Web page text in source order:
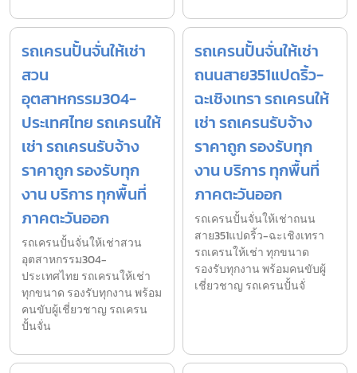
รถเครนปั้นจั่นให้เช่า
สวน
อุตสาหกรรม304-
ประเทศไทย รถเครนให้
เช่า รถเครนรับจ้าง
ราคาถูก รองรับทุก
งาน บริการ ทุกพื้นที่
ภาคตะวันออก
รถเครนปั้นจั่นให้เช่าสวน
อุตสาหกรรม304-
ประเทศไทย รถเครนให้เช่า
ทุกขนาด รองรับทุกงาน พร้อม
คนขับผู้เชี่ยวชาญ รถเครน
ปั้นจั่น
รถเครนปั้นจั่นให้เช่า
ถนนสาย351แปดริ้ว-
ฉะเชิงเทรา รถเครนให้
เช่า รถเครนรับจ้าง
ราคาถูก รองรับทุก
งาน บริการ ทุกพื้นที่
ภาคตะวันออก
รถเครนปั้นจั่นให้เช่าถนน
สาย351แปดริ้ว-ฉะเชิงเทรา
รถเครนให้เช่า ทุกขนาด
รองรับทุกงาน พร้อมคนขับผู้
เชี่ยวชาญ รถเครนปั้นจั่